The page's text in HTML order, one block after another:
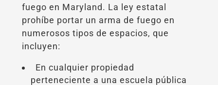
fuego en Maryland. La ley estatal
prohíbe portar un arma de fuego en
numerosos tipos de espacios, que
incluyen:
En cualquier propiedad
perteneciente a una escuela pública